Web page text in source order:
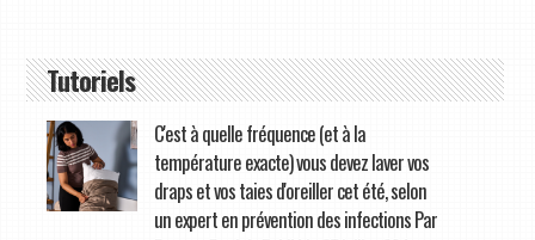
Tutoriels
C'est à quelle fréquence (et à la
température exacte) vous devez laver vos
draps et vos taies d'oreiller cet été, selon
un expert en prévention des infections Par